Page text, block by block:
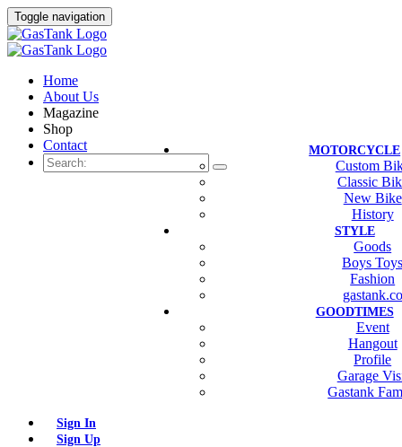
Toggle navigation
Home
About Us
Magazine
Shop
Contact
MOTORCYCLE
Custom
Classic
New Bike
History
STYLE
Goods
Boys
Fashion
gastank.co
GOODTIMES
Event
Hangout
Profile
Garage
Gastank
Sign In
Sign Up